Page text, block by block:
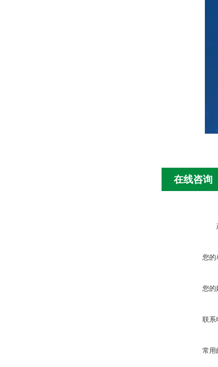
在线咨询
您的
您的
联系
常用